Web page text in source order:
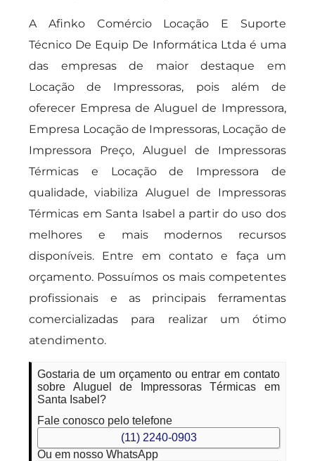
A Afinko Comércio Locação E Suporte
Técnico De Equip De Informática Ltda é uma
das empresas de maior destaque em
Locação de Impressoras, pois além de
oferecer Empresa de Aluguel de Impressora,
Empresa Locação de Impressoras, Locação de
Impressora Preço, Aluguel de Impressoras
Térmicas e Locação de Impressora de
qualidade, viabiliza Aluguel de Impressoras
Térmicas em Santa Isabel a partir do uso dos
melhores e mais modernos recursos
disponíveis. Entre em contato e faça um
orçamento. Possuímos os mais competentes
profissionais e as principais ferramentas
comercializadas para realizar um ótimo
atendimento.
Gostaria de um orçamento ou entrar em contato
sobre Aluguel de Impressoras Térmicas em
Santa Isabel?
Fale conosco pelo telefone
(11) 2240-0903
Ou em nosso WhatsApp